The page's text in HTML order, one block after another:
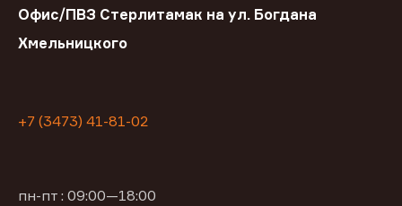
Офис/ПВЗ Стерлитамак на ул. Богдана
Хмельницкого
+7 (3473) 41-81-02
пн-пт : 09:00—18:00